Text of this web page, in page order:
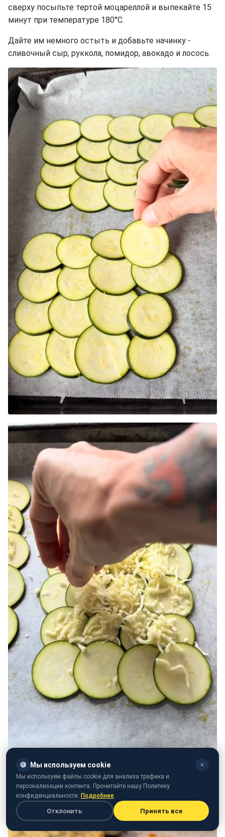
сверху посыпьте тертой моцареллой и выпекайте 15
минут при температуре 180°C.
Дайте им немного остыть и добавьте начинку -
сливочный сыр, руккола, помидор, авокадо и лосось.
🍪 Мы используем cookie ✕
Мы используем файлы cookie для анализа трафика и
персонализации контента. Прочитайте нашу Политику
конфиденциальности. Подробнее
Отклонить Принять все